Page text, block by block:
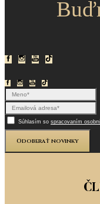
Súhlasím so spracovaním
Odoberať novinky